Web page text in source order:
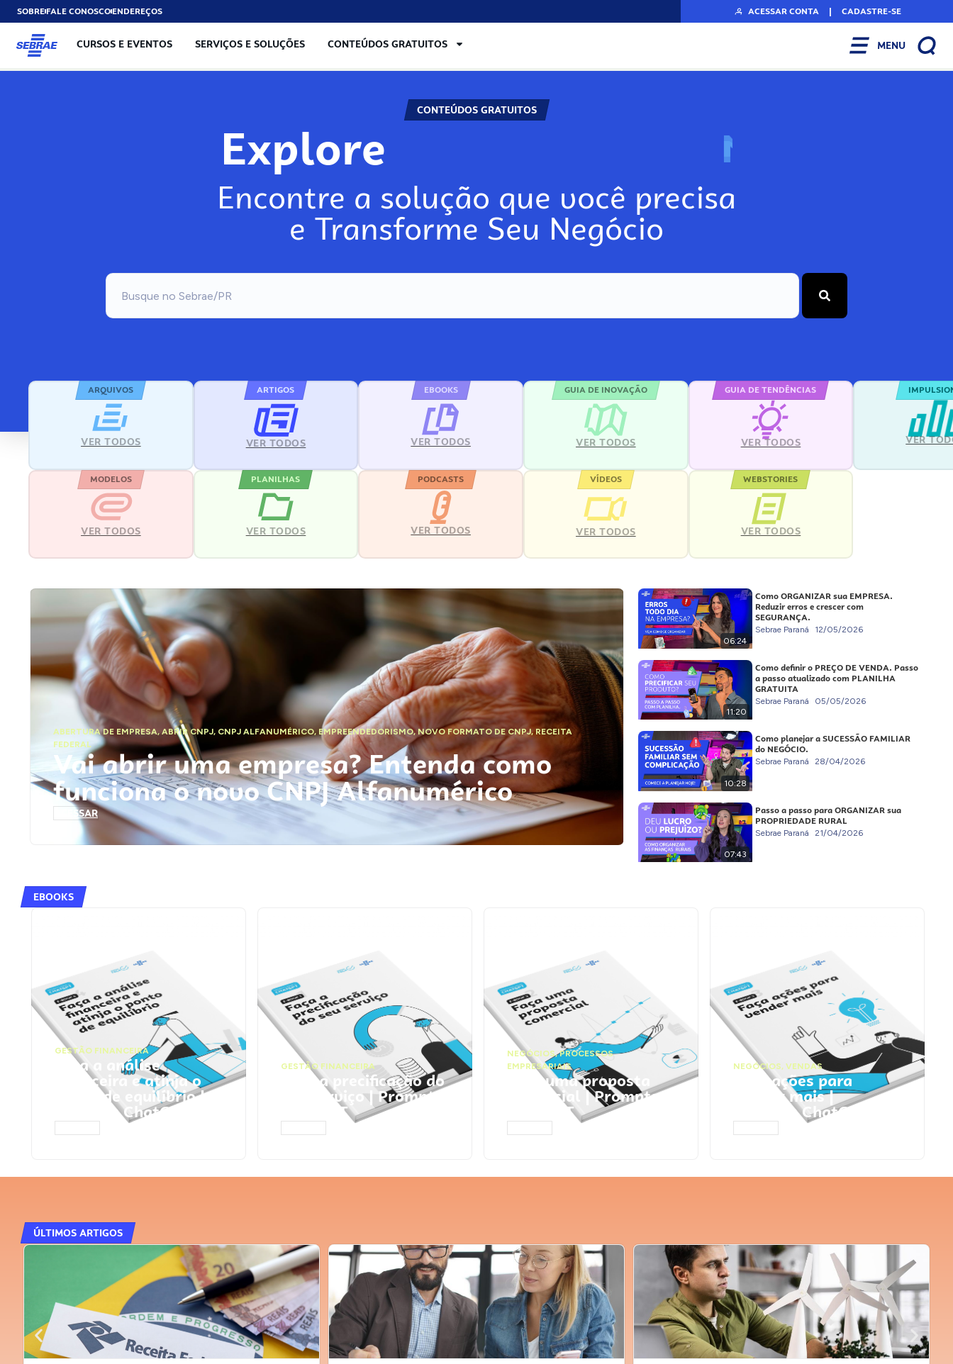
SOBREFALE CONOSCOENDEREÇOS ACESSAR CONTA | CADASTRE-SE
CURSOS E EVENTOS SERVIÇOS E SOLUÇÕES CONTEÚDOS GRATUITOS MENU
CONTEÚDOS GRATUITOS
Explore N
Encontre a solução que você precisa
e Transforme Seu Negócio
ARQUIVOS
VER TODOS
ARTIGOS
VER TODOS
EBOOKS
VER TODOS
GUIA DE INOVAÇÃO
VER TODOS
GUIA DE TENDÊNCIAS
VER TODOS VER
MODELOS
VER TODOS
PLANILHAS
VER TODOS
PODCASTS
VER TODOS
VÍDEOS
VER TODOS
WEBSTORIES
VER TODOS
ABERTURA DE EMPRESA,ABRIR CNPJ, CNPJ ALFANUMÉRICO, EMPREENDEDORISMO,NOVO FORMATO DE CNPJ,RECEITA
FEDERAL
Vai abrir uma empresa? Entenda como
funciona o novo CNPJ Alfanumérico
ACESSAR
06:24
Como ORGANIZAR sua EMPRESA.
Reduzir erros e crescer com
SEGURANÇA.
Sebrae Paraná 12/05/2026
11:20
Como definir o PREÇO DE VENDA. Passo
a passo atualizado com PLANILHA
GRATUITA
Sebrae Paraná 05/05/2026
10:28
Como planejar a SUCESSÃO FAMILIAR
do NEGÓCIO.
Sebrae Paraná 28/04/2026
07:43
Passo a passo para ORGANIZAR sua
PROPRIEDADE RURAL
Sebrae Paraná 21/04/2026
EBOOKS
GESTÃO FINANCEIRA
Faça a análise
financeira e atinja o
ponto de equilíbrio |
Prompts ChatGPT
GESTÃO FINANCEIRA
Faça a precificação do
seu serviço | Prompts
ChatGPT
NEGÓCIOS,PROCESSOS
EMPRESARIAIS
Faça uma proposta
comercial | Prompts
ChatGPT
NEGÓCIOS, VENDAS
Faça ações para
vender mais |
Prompts ChatGPT
ÚLTIMOS ARTIGOS